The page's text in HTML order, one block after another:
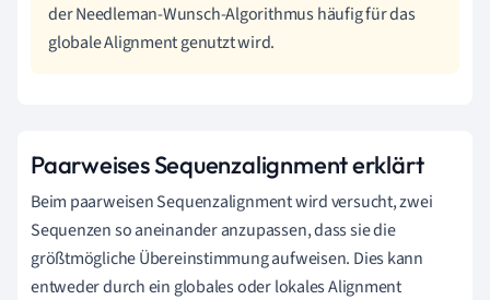
der Needleman-Wunsch-Algorithmus häufig für das
globale Alignment genutzt wird.
Paarweises Sequenzalignment erklärt
Beim paarweisen Sequenzalignment wird versucht, zwei
Sequenzen so aneinander anzupassen, dass sie die
größtmögliche Übereinstimmung aufweisen. Dies kann
entweder durch ein globales oder lokales Alignment